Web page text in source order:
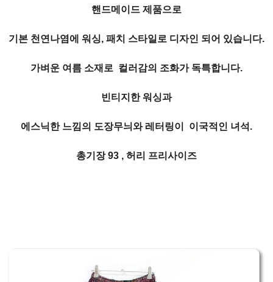
핸드메이드 제품으로
기본 천연나염에 워싱, 패치 스타일로 디자인 되어 있습니다.
가벼운 여름 소재로 컬러감의 조화가 독특합니다.
빈티지한 워싱과
에스닉한 느낌의 도장무늬와 레터링이 이국적인 녀석.
총기장 93 , 허리 프리사이즈